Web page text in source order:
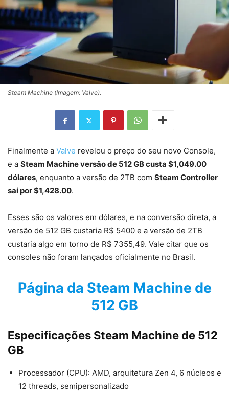
Steam Machine (Imagem: Valve).
Finalmente a Valve revelou o preço do seu novo Console,
e a Steam Machine versão de 512 GB custa $1,049.00
dólares, enquanto a versão de 2TB com Steam Controller
sai por $1,428.00.
Esses são os valores em dólares, e na conversão direta, a
versão de 512 GB custaria R$ 5400 e a versão de 2TB
custaria algo em torno de R$ 7355,49. Vale citar que os
consoles não foram lançados oficialmente no Brasil.
Página da Steam Machine de
512 GB
Especificações Steam Machine de 512
GB
Processador (CPU): AMD, arquitetura Zen 4, 6 núcleos e
12 threads, semipersonalizado